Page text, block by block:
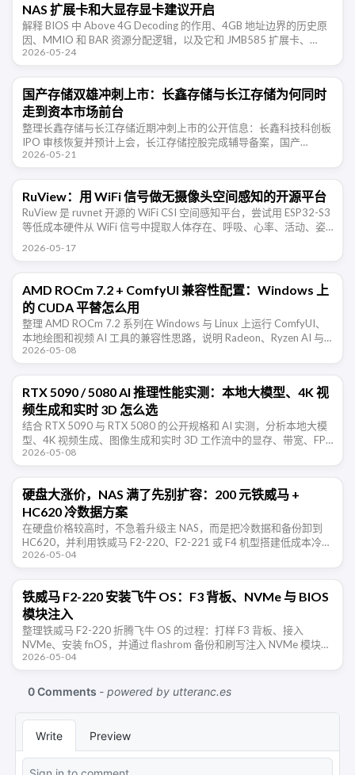
NAS 扩展卡和大显存显卡建议开启
解释 BIOS 中 Above 4G Decoding 的作用、4GB 地址边界的历史原
因、MMIO 和 BAR 资源分配逻辑，以及它和 JMB585 扩展卡、
NAS、多显卡、Resizable …
2026-05-24
国产存储双雄冲刺上市：长鑫存储与长江存储为何同时
走到资本市场前台
整理长鑫存储与长江存储近期冲刺上市的公开信息：长鑫科技科创板
IPO 审核恢复并预计上会，长江存储控股完成辅导备案，国产
DRAM 与 NAND 两条主线正在同时走向资本市场。
2026-05-21
RuView：用 WiFi 信号做无摄像头空间感知的开源平台
RuView 是 ruvnet 开源的 WiFi CSI 空间感知平台，尝试用 ESP32-S3
等低成本硬件从 WiFi 信号中提取人体存在、呼吸、心率、活动、姿
2026-05-17
AMD ROCm 7.2 + ComfyUI 兼容性配置：Windows 上
的 CUDA 平替怎么用
整理 AMD ROCm 7.2 系列在 Windows 与 Linux 上运行 ComfyUI、
本地绘图和视频 AI 工具的兼容性思路，说明 Radeon、Ryzen AI 与
CUDA 平替路线的取 …
2026-05-08
RTX 5090 / 5080 AI 推理性能实测：本地大模型、4K 视
频生成和实时 3D 怎么选
结合 RTX 5090 与 RTX 5080 的公开规格和 AI 实测，分析本地大模
型、4K 视频生成、图像生成和实时 3D 工作流中的显存、带宽、FP4
与软件生态取舍。
2026-05-08
硬盘大涨价，NAS 满了先别扩容：200 元铁威马 +
HC620 冷数据方案
在硬盘价格较高时，不急着升级主 NAS，而是把冷数据和备份卸到
HC620，并利用铁威马 F2-220、F2-221 或 F4 机型搭建低成本冷数
据节点。
2026-05-04
铁威马 F2-220 安装飞牛 OS：F3 背板、NVMe 与 BIOS
模块注入
整理铁威马 F2-220 折腾飞牛 OS 的过程：打样 F3 背板、接入
NVMe、安装 fnOS，并通过 flashrom 备份和刷写注入 NVMe 模块后
的 BIOS。
2026-05-04